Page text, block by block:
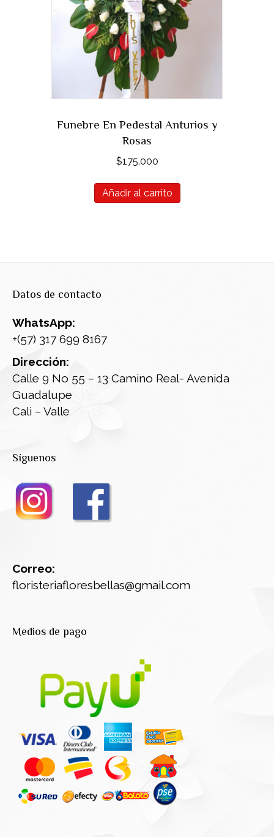
Funebre En Pedestal Anturios y
Rosas
$175.000
Añadir al carrito
Datos de contacto
WhatsApp:
+(57) 317 699 8167
Dirección:
Calle 9 No 55 – 13 Camino Real- Avenida
Guadalupe
Cali – Valle
Síguenos
Correo:
floristeriafloresbellas@gmail.com
Medios de pago